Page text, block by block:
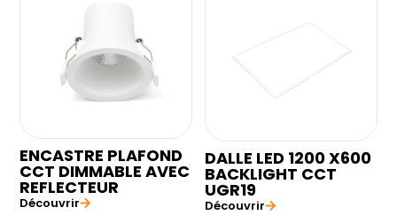
ENCASTRE PLAFOND
CCT DIMMABLE AVEC
REFLECTEUR
Découvrir
DALLE LED 1200 X600
BACKLIGHT CCT
UGR19
Découvrir